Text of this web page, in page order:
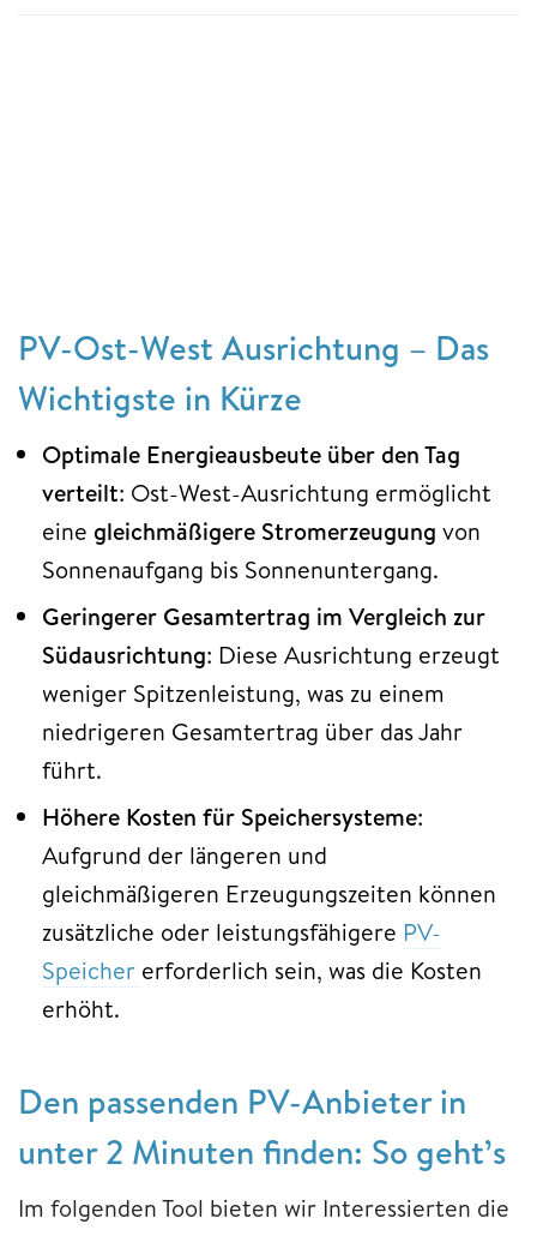
PV-Ost-West Ausrichtung – Das
Wichtigste in Kürze
Optimale Energieausbeute über den Tag
verteilt: Ost-West-Ausrichtung ermöglicht
eine gleichmäßigere Stromerzeugung von
Sonnenaufgang bis Sonnenuntergang.
Geringerer Gesamtertrag im Vergleich zur
Südausrichtung: Diese Ausrichtung erzeugt
weniger Spitzenleistung, was zu einem
niedrigeren Gesamtertrag über das Jahr
führt.
Höhere Kosten für Speichersysteme:
Aufgrund der längeren und
gleichmäßigeren Erzeugungszeiten können
zusätzliche oder leistungsfähigere PV-
Speicher erforderlich sein, was die Kosten
erhöht.
Den passenden PV-Anbieter in
unter 2 Minuten finden: So geht’s
Im folgenden Tool bieten wir Interessierten die